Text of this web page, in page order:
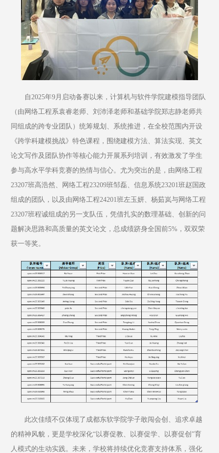
自2025年9月启动备赛以来，计算机与软件学院建模指导团队
（由网络工程系袁睿老师、刘沛泽老师和基础学院郑志静老师共
同组成的跨专业团队）统筹规划、系统推进，在全校范围内开设
《跨学科建模挑战》特色课程，围绕建模方法、算法实现、英文
论文写作及团队协作等核心能力开展系列培训，有效激发了学生
参与高水平学科竞赛的热情与信心。尤为突出的是，由网络工程
23207班高浩然、网络工程23209班邹磊、信息系统23201班赵国政
组成的团队，以及由网络工程24201班左玉妍、杨茹岚与网络工程
23207班程诚组成的另一支队伍，凭借扎实的数理基础、创新的问
题解决思路和高质量的英文论文，总成绩跻身全国前5%，双双荣
获一等奖。
此次佳绩不仅体现了成都东软学院学子敢闯会创、追求卓越
的精神风貌，更是学校深化“以赛促教、以赛促学、以赛促创”育
人模式的生动实践。未来，学校将持续优化竞赛支持体系，强化